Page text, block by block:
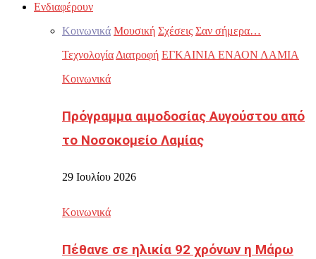
Ενδιαφέρουν
Κοινωνικά Μουσική Σχέσεις Σαν σήμερα…
Τεχνολογία Διατροφή ΕΓΚΑΙΝΙΑ ΕΝΑΟΝ ΛΑΜΙΑ
Κοινωνικά
Πρόγραμμα αιμοδοσίας Αυγούστου από
το Νοσοκομείο Λαμίας
29 Ιουλίου 2026
Κοινωνικά
Πέθανε σε ηλικία 92 χρόνων η Μάρω